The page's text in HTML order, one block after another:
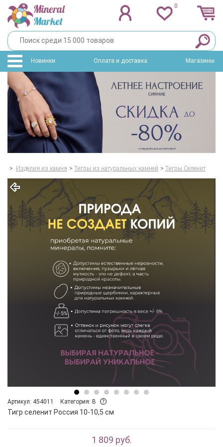
0
Новинки Оплата и доставка Магазины
> Изделия из камня > Тигры из натуральных камней > Тигры Селенит
Артикул: 454011 Категория: B
Тигр селенит Россия 10-10,5 см
1 809 руб.